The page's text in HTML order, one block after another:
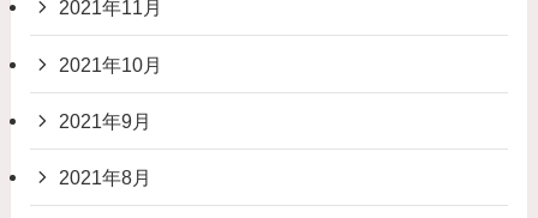
2021年11月
2021年10月
2021年9月
2021年8月